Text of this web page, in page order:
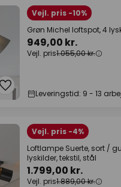
Vejl. pris -10%
Grøn Michel loftspot, 4
949,00 kr.
Vejl. pris1.055,00 kr.
Leveringstid: 9 - 13
Vejl. pris -4%
Loftlampe Suerte, sort /
lyskilder, tekstil, stål
1.799,00 kr.
Vejl. pris1.889,00 kr.